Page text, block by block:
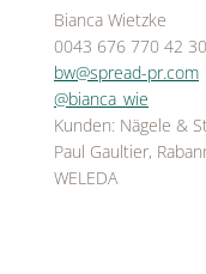
Bianca Wietzke
0043 676 770 42 30
bw@spread-pr.com
@bianca_wie
Kunden: Nägele &
Paul Gaultier,
WELEDA